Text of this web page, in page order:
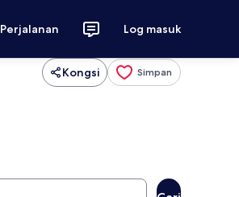
Perjalanan Log masuk
Kongsi Simpan